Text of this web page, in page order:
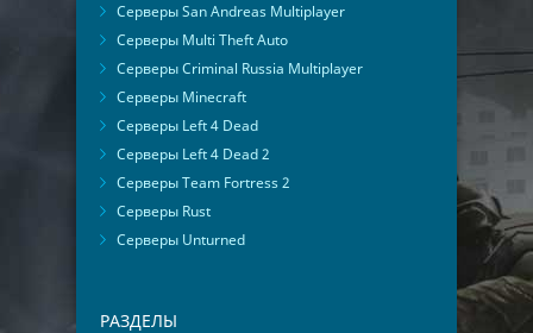
Серверы San Andreas Multiplayer
Серверы Multi Theft Auto
Серверы Criminal Russia Multiplayer
Серверы Minecraft
Серверы Left 4 Dead
Серверы Left 4 Dead 2
Серверы Team Fortress 2
Серверы Rust
Серверы Unturned
РАЗДЕЛЫ